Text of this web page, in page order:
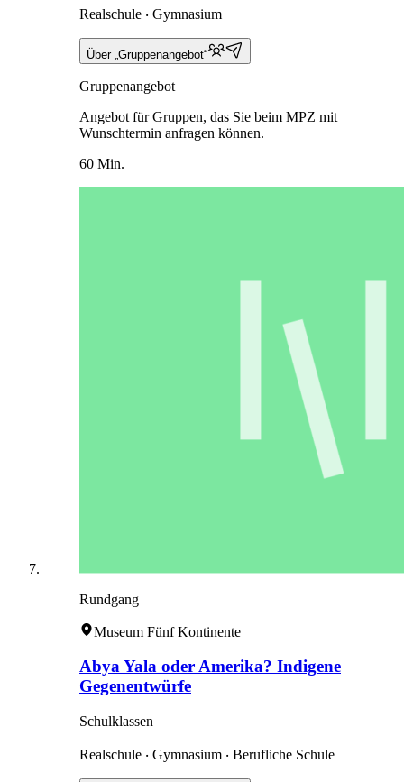
Realschule ‧ Gymnasium
Über „Gruppenangebot“
Gruppenangebot
Angebot für Gruppen, das Sie beim MPZ mit
Wunschtermin anfragen können.
60 Min.
Rundgang
Museum Fünf Kontinente
Abya Yala oder Amerika? Indigene
Gegenentwürfe
Schulklassen
Realschule ‧ Gymnasium ‧ Berufliche Schule